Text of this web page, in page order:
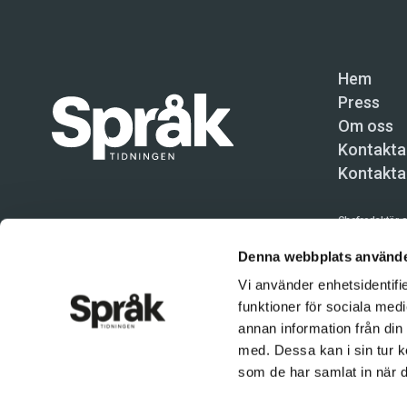
Denna webbplats
Vi använder
funktioner för sociala
annan information från
med. Dessa kan i sin tur
som de har samlat in när
Hem
Press
Om oss
Chefredaktör
Kundtjänst
Användning
tillåten.